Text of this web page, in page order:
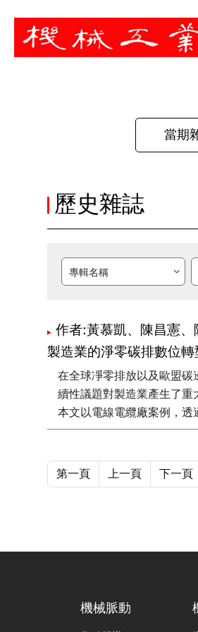
暫停
當期
歷史雜誌
作者:黃慕凱、陳昌憲、
製造業的淨零碳排數位
在全球凈零排放以及歐盟
續性議題對製造業產生了重
本文以電線電纜廠案例，透
第一頁 上一頁 下一頁
機械脈動